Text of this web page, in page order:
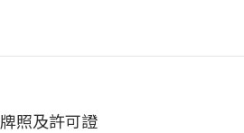
牌照及許可證